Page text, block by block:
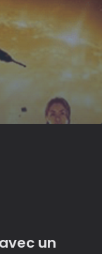
avec un